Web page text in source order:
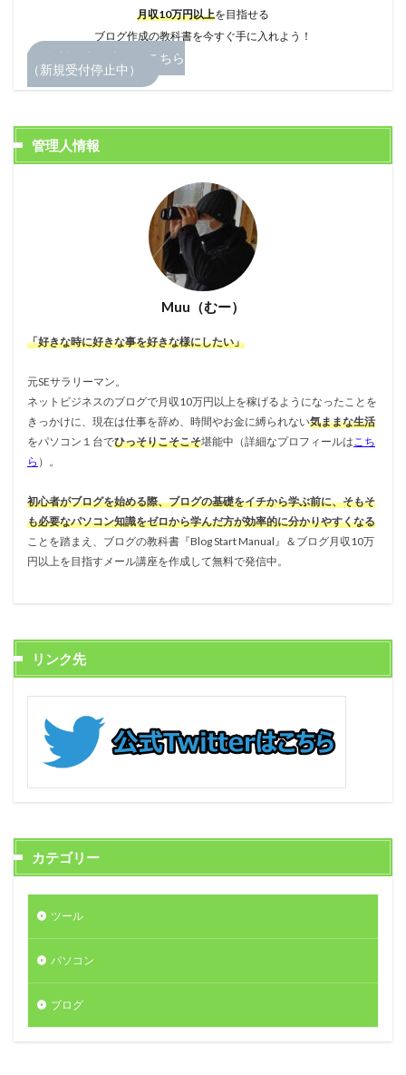
月収10万円以上を目指せる
ブログ作成の教科書を今すぐ手に入れよう！
無料お申し込みはこちら
（新規受付停止中）
管理人情報
Muu（むー）
「好きな時に好きな事を好きな様にしたい」
元SEサラリーマン。
ネットビジネスのブログで月収10万円以上を稼げるようになったことを
きっかけに、現在は仕事を辞め、時間やお金に縛られない気ままな生活
をパソコン１台でひっそりこそこそ堪能中（詳細なプロフィールは こち
ら ）。
初心者がブログを始める際、ブログの基礎をイチから学ぶ前に、そもそ
も必要なパソコン知識をゼロから学んだ方が効率的に分かりやすくなる
ことを踏まえ、ブログの教科書『Blog Start Manual』＆ブログ月収10万
円以上を目指すメール講座を作成して無料で発信中。
リンク先
カテゴリー
ツール
パソコン
ブログ